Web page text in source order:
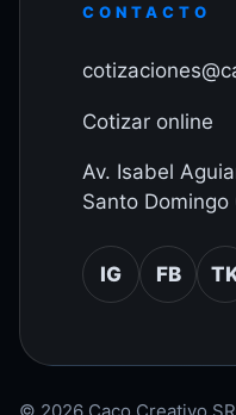
CONTACTO
Cotizar online
Av. Isabel
Santo Domingo
IG FB